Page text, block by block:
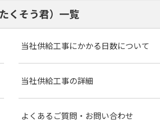
くそう君）一覧
当社供給工事にかかる日数について
当社供給工事の詳細
よくあるご質問・お問い合わせ